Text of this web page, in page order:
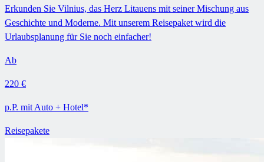
Erkunden Sie Vilnius, das Herz Litauens mit seiner Mischung aus
Geschichte und Moderne. Mit unserem Reisepaket wird die
Urlaubsplanung für Sie noch einfacher!
Ab
220 €
p.P. mit Auto + Hotel*
Reisepakete